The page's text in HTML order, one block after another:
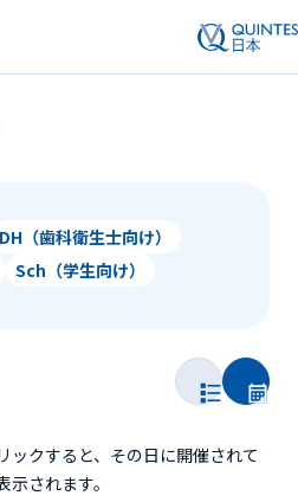
DH（歯科衛生士向け）
Sch（学生向け）
ックすると、その日に開催されて
されます。